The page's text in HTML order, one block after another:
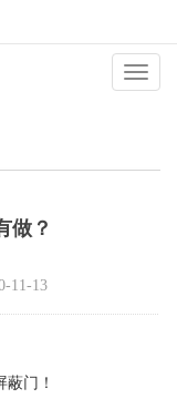
做？
11-13
门！